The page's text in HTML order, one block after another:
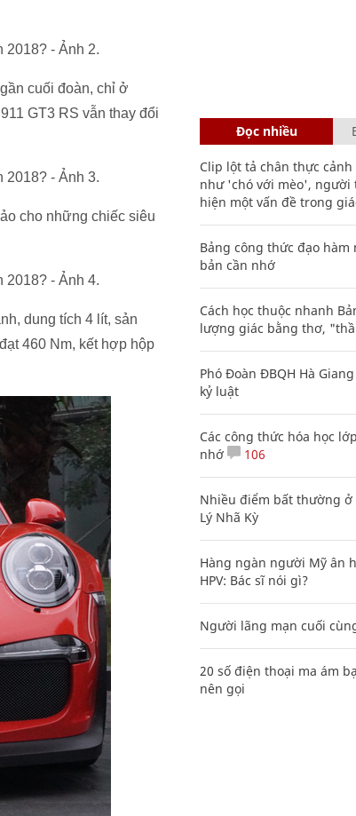
cuối đoàn, chỉ ở
GT3 RS vẫn thay đổi
cho những chiếc siêu
dung tích 4 lít, sản
460 Nm, kết hợp hộp
Đọc nhiều
Clip lột tả chân thực
như 'chó với mèo', người
hiện một vấn đề trong
Bảng công thức đạo hàm
bản cần nhớ
Cách học thuộc nhanh
lượng giác bằng thơ,
Phó Đoàn ĐBQH Hà
kỷ luật
Các công thức hóa học
nhớ
106
Nhiều điểm bất thường ở
Lý Nhã Kỳ
Hàng ngàn người Mỹ ân
HPV: Bác sĩ nói gì?
Người lãng mạn cuối
20 số điện thoại ma ám
nên gọi